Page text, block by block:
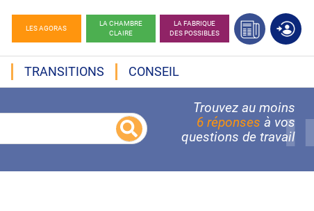
LES AGORAS
LA CHAMBRE
CLAIRE
LA FABRIQUE
DES POSSIBLES
TRANSITIONS CONSEIL
Trouvez au moins
6 réponses à vos
questions de travail